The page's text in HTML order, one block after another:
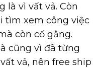
là vì vất vả. Còn
tìm xem công việc
còn cố gắng.
cũng vì đã từng
vả, nên free ship